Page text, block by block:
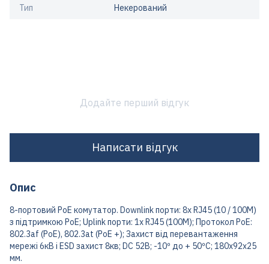
Тип Некерований
Додайте перший відгук
Написати відгук
Опис
8-портовий PoE комутатор. Downlink порти: 8х RJ45 (10 / 100M)
з підтримкою PoE; Uplink порти: 1x RJ45 (100M); Протокол PoE:
802.3af (PoE), 802.3at (PoE +); Захист від перевантаження
мережі 6кВ і ESD захист 8кв; DC 52B; -10º до + 50ºC; 180х92х25
мм.